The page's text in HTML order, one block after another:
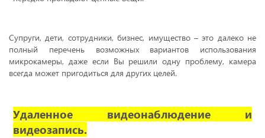
Супруги, дети, сотрудники, бизнес, имущество – это далеко не
полный перечень возможных вариантов использования
микрокамеры, даже если Вы решили одну проблему, камера
всегда может пригодиться для других целей.
Удаленное видеонаблюдение и
видеозапись.